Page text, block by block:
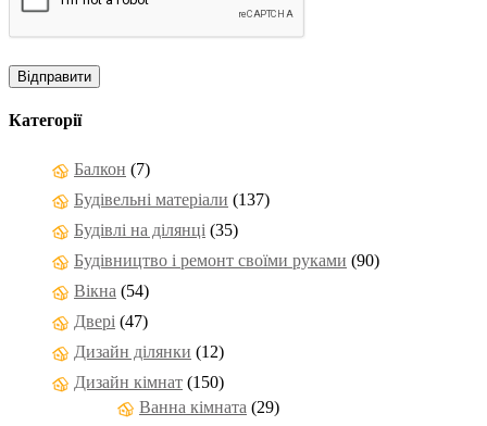
Категорії
Балкон (7)
Будівельні матеріали (137)
Будівлі на ділянці (35)
Будівництво і ремонт своїми руками (90)
Вікна (54)
Двері (47)
Дизайн ділянки (12)
Дизайн кімнат (150)
Ванна кімната (29)